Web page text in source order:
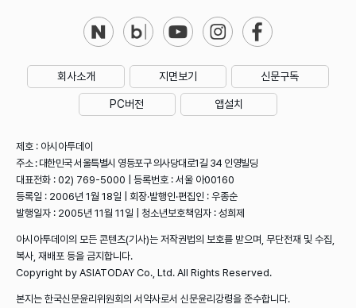
회사소개 지면보기 신문구독
PC버전 앱설치
제호 : 아시아투데이
주소 : 대한민국 서울특별시 영등포구 의사당대로1길 34 인영빌딩
대표전화 : 02) 769-5000 | 등록번호 : 서울 아00160
등록일 : 2006년 1월 18일 | 회장·발행인·편집인 : 우종순
발행일자 : 2005년 11월 11일 | 청소년보호책임자 : 성희제
아시아투데이의 모든 콘텐츠(기사)는 저작권법의 보호를 받으며, 무단전재 및 수집,
복사, 재배포 등을 금지합니다.
Copyright by ASIATODAY Co., Ltd. All Rights Reserved.
본지는 한국신문윤리위원회의 서약사로서 신문윤리강령을 준수합니다.